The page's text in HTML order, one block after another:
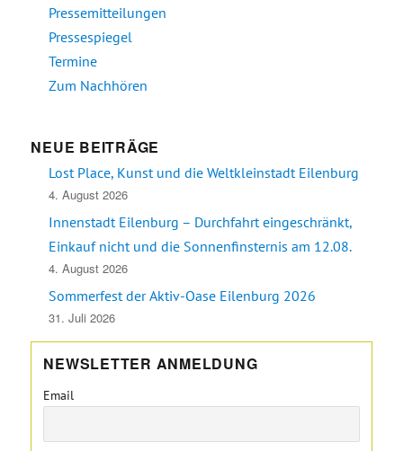
Pressemitteilungen
Pressespiegel
Termine
Zum Nachhören
NEUE BEITRÄGE
Lost Place, Kunst und die Weltkleinstadt Eilenburg
4. August 2026
Innenstadt Eilenburg – Durchfahrt eingeschränkt,
Einkauf nicht und die Sonnenfinsternis am 12.08.
4. August 2026
Sommerfest der Aktiv-Oase Eilenburg 2026
31. Juli 2026
NEWSLETTER ANMELDUNG
Email